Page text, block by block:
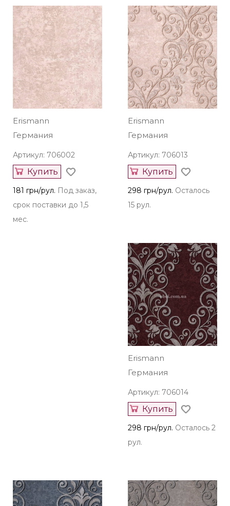
Erismann
Германия
Артикул: 706002
Купить
181 грн/рул. Под заказ,
срок поставки до 1,5
мес.
Erismann
Германия
Артикул: 706013
Купить
298 грн/рул. Осталось
15 рул.
Erismann
Германия
Артикул: 706014
Купить
298 грн/рул. Осталось 2
рул.